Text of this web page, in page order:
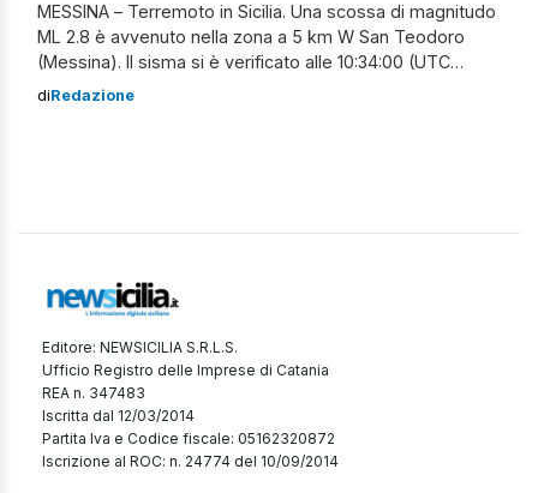
MESSINA – Terremoto in Sicilia. Una scossa di magnitudo
ML 2.8 è avvenuto nella zona a 5 km W San Teodoro
(Messina). Il sisma si è verificato alle 10:34:00 (UTC
+01:00) ora italiana, con coordinate geografiche (lat, lon)
diRedazione
Editore: NEWSICILIA S.R.L.S.
Ufficio Registro delle Imprese di Catania
REA n. 347483
Iscritta dal 12/03/2014
Partita Iva e Codice fiscale: 05162320872
Iscrizione al ROC: n. 24774 del 10/09/2014